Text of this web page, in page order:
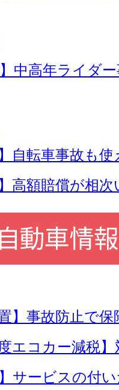
中高年ライダ
自転車事故も
高額賠償が相
】事故防止で
エコカー減税
サービスの付